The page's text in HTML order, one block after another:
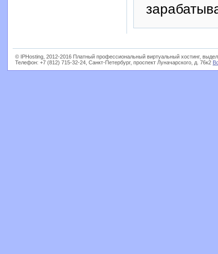
© IPHosting, 2012-2016 Платный профессиональный виртуальный хостинг,
Телефон: +7 (812) 715-32-24, Санкт-Петербург, проспект Луначарского, д. 76к2